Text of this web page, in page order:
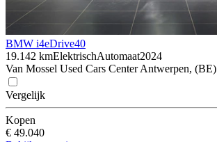
BMW i4eDrive40
19.142 kmElektrischAutomaat2024
Van Mossel Used Cars Center Antwerpen, (BE)
Vergelijk
Kopen
€ 49.040